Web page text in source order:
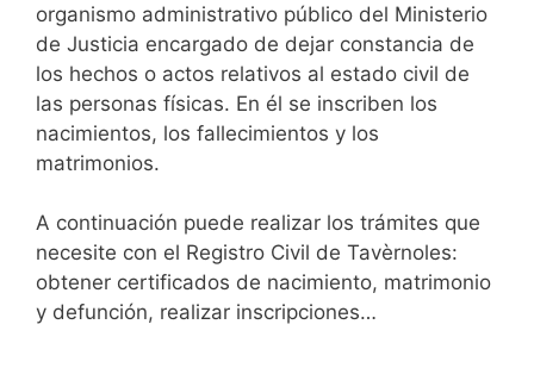
organismo administrativo público del Ministerio
de Justicia encargado de dejar constancia de
los hechos o actos relativos al estado civil de
las personas físicas. En él se inscriben los
nacimientos, los fallecimientos y los
matrimonios.
A continuación puede realizar los trámites que
necesite con el Registro Civil de Tavèrnoles:
obtener certificados de nacimiento, matrimonio
y defunción, realizar inscripciones…